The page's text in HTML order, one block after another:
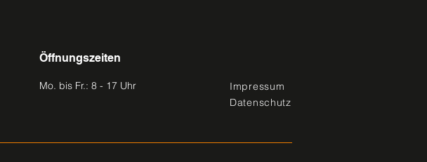
Öffnungszeiten
Mo. bis Fr.: 8 - 17 Uhr
Impressum
Datenschutz